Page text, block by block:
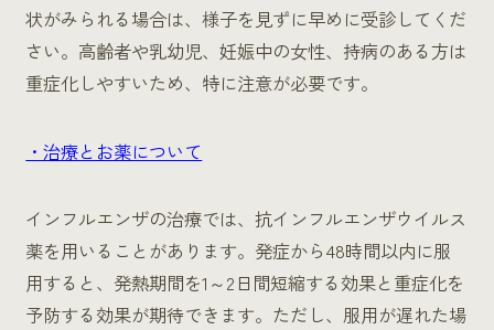
状がみられる場合は、様子を見ずに早めに受診してくだ
さい。高齢者や乳幼児、妊娠中の女性、持病のある方は
重症化しやすいため、特に注意が必要です。
・治療とお薬について
インフルエンザの治療では、抗インフルエンザウイルス
薬を用いることがあります。発症から48時間以内に服
用すると、発熱期間を1～2日間短縮する効果と重症化を
予防する効果が期待できます。ただし、服用が遅れた場